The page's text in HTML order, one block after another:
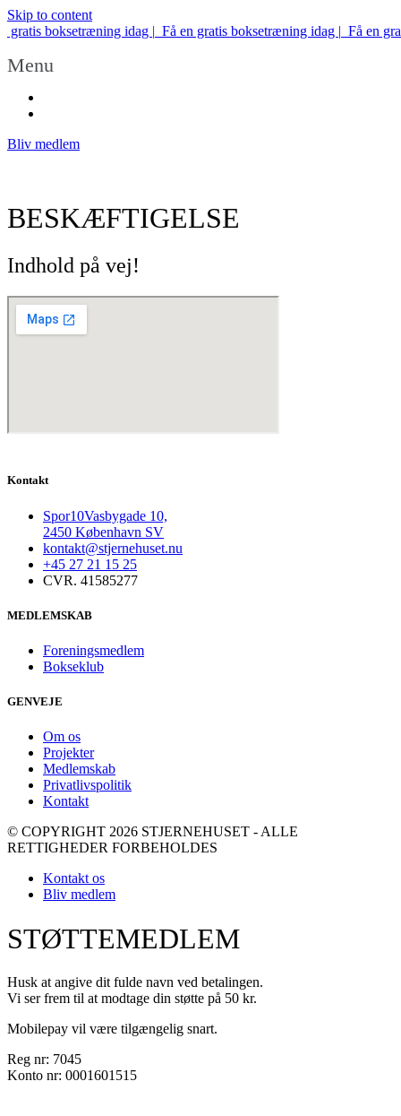
Skip to content
boksetræning idag |Få en gratis boksetræning idag |Få en gratis
Menu
Bliv medlem
BESKÆFTIGELSE
Indhold på vej!
Kontakt
Spor10Vasbygade 10,
2450 København SV
kontakt@stjernehuset.nu
+45 27 21 15 25
CVR. 41585277
MEDLEMSKAB
Foreningsmedlem
Bokseklub
GENVEJE
Om os
Projekter
Medlemskab
Privatlivspolitik
Kontakt
© COPYRIGHT 2026 STJERNEHUSET - ALLE
RETTIGHEDER FORBEHOLDES
Kontakt os
Bliv medlem
STØTTEMEDLEM
Husk at angive dit fulde navn ved betalingen.
Vi ser frem til at modtage din støtte på 50 kr.
Mobilepay vil være tilgængelig snart.
Reg nr: 7045
Konto nr: 0001601515